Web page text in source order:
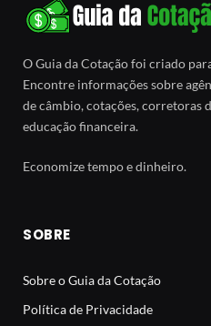
O Guia da Cotação foi criado
Encontre informações sobre
de câmbio, cotações, corretoras
educação financeira.
Economize tempo e dinheiro.
SOBRE
Sobre o Guia da Cotação
Política de Privacidade